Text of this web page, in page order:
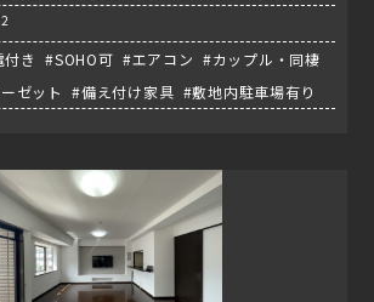
2
き #SOHO可 #エアコン #カップル・同棲
ゼット #備え付け家具 #敷地内駐車場有り